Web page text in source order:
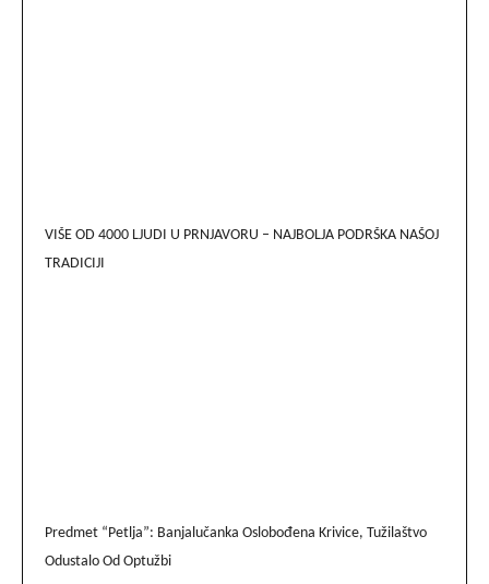
VIŠE OD 4000 LJUDI U PRNJAVORU – NAJBOLJA PODRŠKA NAŠOJ
TRADICIJI
Predmet “Petlja”: Banjalučanka Oslobođena Krivice, Tužilaštvo
Odustalo Od Optužbi